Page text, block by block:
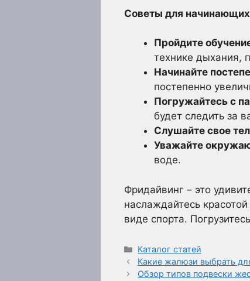
Советы для
Пройдите
технике дыхания,
Начинайте
постепенно
Погружайтесь с
будет следить за
Слушайте свое
Уважайте
воде.
Фридайвинг – это
наслаждайтесь
виде спорта.
Рубрики
Каталог статей
Какие жалюзи выбрать
Обзор типов подвески